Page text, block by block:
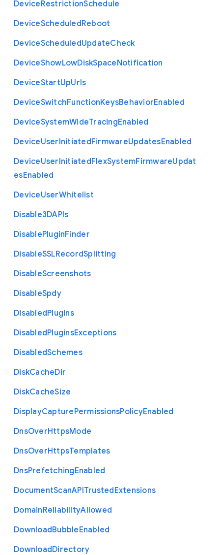
DeviceRestrictionSchedule
DeviceScheduledReboot
DeviceScheduledUpdateCheck
DeviceShowLowDiskSpaceNotification
DeviceStartUpUrls
DeviceSwitchFunctionKeysBehaviorEnabled
DeviceSystemWideTracingEnabled
DeviceUserInitiatedFirmwareUpdatesEnabled
DeviceUserInitiatedFlexSystemFirmwareUpdat
esEnabled
DeviceUserWhitelist
Disable3DAPIs
DisablePluginFinder
DisableSSLRecordSplitting
DisableScreenshots
DisableSpdy
DisabledPlugins
DisabledPluginsExceptions
DisabledSchemes
DiskCacheDir
DiskCacheSize
DisplayCapturePermissionsPolicyEnabled
DnsOverHttpsMode
DnsOverHttpsTemplates
DnsPrefetchingEnabled
DocumentScanAPITrustedExtensions
DomainReliabilityAllowed
DownloadBubbleEnabled
DownloadDirectory